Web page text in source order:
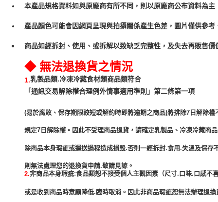
本產品規格資料如與原廠商有所不同，則以原廠商公布資料為主
產品顏色可能會因網頁呈現與拍攝關係產生色差，圖片僅供參
商品如經拆封、使用、或拆解以致缺乏完整性，及失去再販售
◆ 無法退換貨之情況
1.乳製品類.冷凍冷藏食材類商品類符合
「通訊交易解除權合理例外情事適用準則」第二條第一項
(易於腐敗、保存期限較短或解約時即將逾期之商品)將排除7日解除權
規定7日解除權。因此不受理商品退貨，請確定乳製品、冷凍冷藏商
除商品本身瑕疵或運送過程造成損毀.否則一經拆封.食用.失溫及保存
2.非商品本身瑕疵:食品類恕不接受個人主觀因素（尺寸.口味.口感不
或是收到商品時意願降低.臨時取消。因此非商品瑕疵恕無法辦理退